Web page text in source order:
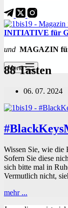
INITIATIVE für
und MAGAZIN
Menü
88 Tasten
06. 07. 2024
Wissen Sie, wie die
Sofern Sie diese
sich bitte mal in
Vermutlich nicht,
mehr ...